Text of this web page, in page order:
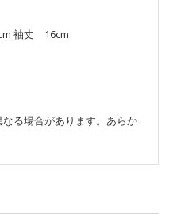
袖丈 16cm
る場合があります。あらか